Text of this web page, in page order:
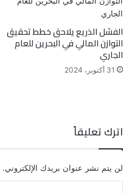
الفشل الذريع يلاحق خطط تحقيق
التوازن المالي في البحرين للعام
الجاري
31 أكتوبر، 2024
اترك تعليقاً
لن يتم نشر عنوان بريدك الإلكتروني.